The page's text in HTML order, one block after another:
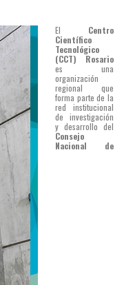
El Centro
Científico
Tecnológico
(CCT) Rosario
es una
organización
regional que
forma parte de la
red institucional
de investigación
y desarrollo del
Consejo
Nacional de